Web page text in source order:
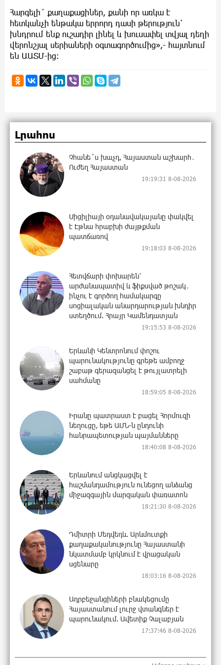
Հարգելի´ քաղաքացիներ, քանի որ առկա է
հետկանչի ենթակա երրորդ դասի թերություն՝
խնդրում ենք ուշադիր լինել և խուսափել տվյալ դեղի
վերոնշյալ սերիաների օգտագործումից»,- հայտնում
են ԱԱՏՄ-ից:
Լրահոս
Չհանե´ս խաչդ, Հայաստան աշխարհ․
Ուժեղ Հայաստան
19:19:31 8-08-2026
Սիցիլիայի օդանավակայանը փակվել
է Էթնա հրաբխի ժայթքման
պատճառով
19:18:03 8-08-2026
Հետվճարի փոխարեն՝
արժանապատիվ և ֆիքսված թոշակ․
ինչու է գործող համակարգը
սոցիալական անարդարության խնդիր
ստեղծում. Հրայր Կամենդատյան
19:15:53 8-08-2026
Երևանի Կենտրոնում փոշու
պարունակությունը գրեթե ամբողջ
շաբաթ գերազանցել է թույլատրելի
սահմանը
18:59:05 8-08-2026
Իրանը պատրաստ է բացել Հորմուզի
նեղուցը, եթե ԱՄՆ-ն ընդունի
հանրապետության պայմանները
18:40:08 8-08-2026
Երևանում անցկացվել է
հաշմանդամություն ունեցող անձանց
միջազգային մարզական փառատոն
18:21:30 8-08-2026
Դմիտրի Մեդվեդև. Արևմուտքի
քաղաքականությունը Հայաստանի
նկատմամբ կրկնում է վրացական
սցենարը
18:03:16 8-08-2026
Ադրբեջանցիների բնակեցումը
Հայաստանում լուրջ վտանգներ է
պարունակում. Ավետիք Չալաբյան
17:37:46 8-08-2026
«Հայաքվե»-ի հայտարարությունից